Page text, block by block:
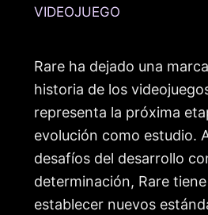
VIDEOJUEGO
Rare ha dejado una
historia de los
representa la próxima
evolución como estudio.
desafíos del desarrollo
determinación, Rare
establecer nuevos